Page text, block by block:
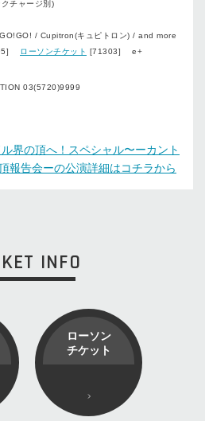
チャージ別)
/ Cupitron(キュピトロン) / and more
ローソンチケット [71303] e+
03(5720)9999
界の頂へ！スペシャル〜ーカント
報告会ーの公演詳細はコチラから
INFO
ローソン
チケット